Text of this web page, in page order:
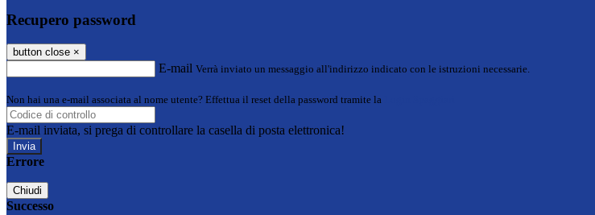
Recupero password
button close ×
E-mail Verrà inviato un messaggio all'indirizzo indicato con le istruzioni necessarie.
Non hai una e-mail associata al nome utente? Effettua il reset della password tramite la
E-mail inviata, si prega di controllare la casella di posta elettronica!
Errore
Chiudi
Successo